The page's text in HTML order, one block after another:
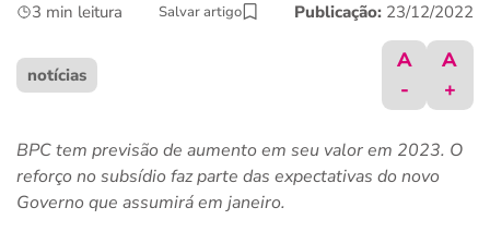
últimas notícias
ferramentas
3 min leitura Salvar artigo Publicação: 23/12/2022
notícias
A
-
A
+
BPC tem previsão de aumento em seu valor em 2023. O
reforço no subsídio faz parte das expectativas do novo
Governo que assumirá em janeiro.